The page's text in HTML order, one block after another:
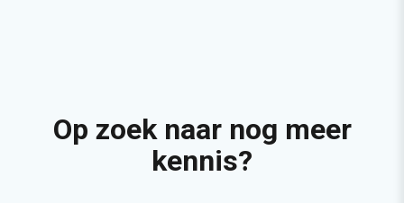
Op zoek naar nog meer
kennis?